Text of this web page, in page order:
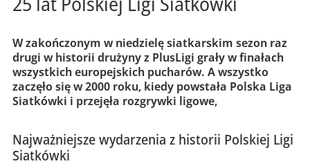
W zakończonym w niedzielę siatkarskim sezon raz
drugi w historii drużyny z PlusLigi grały w finałach
wszystkich europejskich pucharów. A wszystko
zaczęło się w 2000 roku, kiedy powstała Polska Liga
Siatkówki i przejęła rozgrywki ligowe,
Najważniejsze wydarzenia z historii Polskiej Ligi
Siatkówki